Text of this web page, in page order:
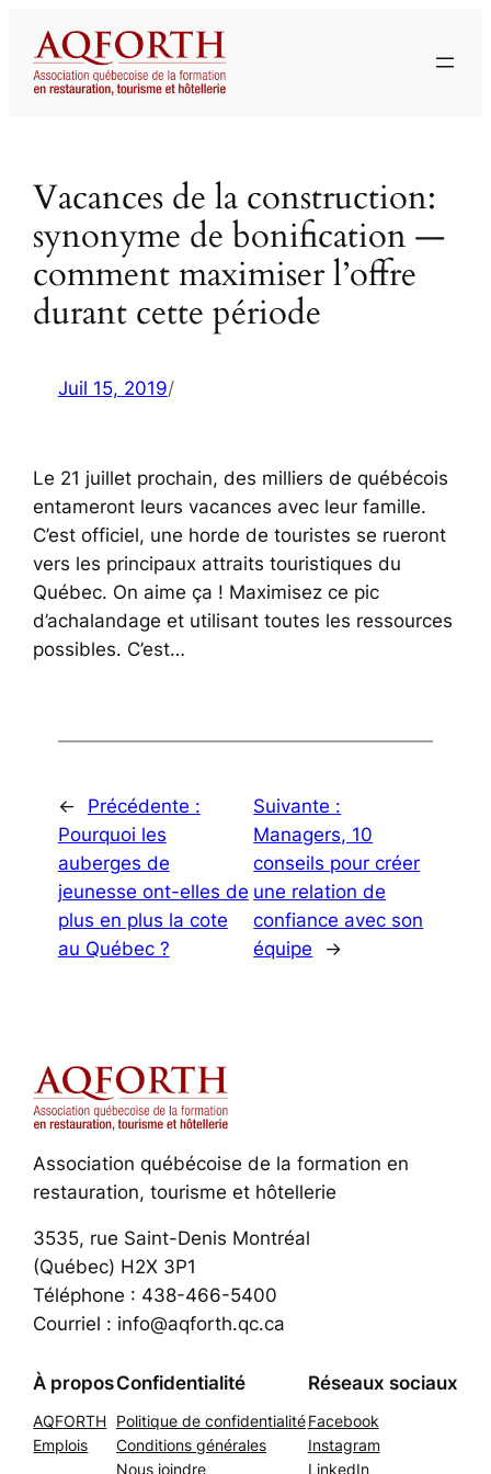
contenu
Vacances de la construction:
synonyme de bonification —
comment maximiser l’offre
durant cette période
Juil 15, 2019/
Le 21 juillet prochain, des milliers de québécois
entameront leurs vacances avec leur famille.
C’est officiel, une horde de touristes se rueront
vers les principaux attraits touristiques du
Québec. On aime ça ! Maximisez ce pic
d’achalandage et utilisant toutes les ressources
possibles. C’est…
←
Précédente :
Pourquoi les
auberges de
jeunesse ont-elles de
plus en plus la cote
au Québec ?
Suivante :
Managers, 10
conseils pour créer
une relation de
confiance avec son
équipe
→
Association québécoise de la formation en
restauration, tourisme et hôtellerie
3535, rue Saint-Denis Montréal
(Québec) H2X 3P1
Téléphone : 438-466-5400
Courriel : info@aqforth.qc.ca
À propos
AQFORTH
Emplois
Confidentialité
Politique de confidentialité
Conditions générales
Nous joindre
Réseaux sociaux
Facebook
Instagram
LinkedIn